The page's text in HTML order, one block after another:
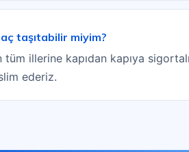
taşıtabilir miyim?
illerine kapıdan kapıya
ederiz.